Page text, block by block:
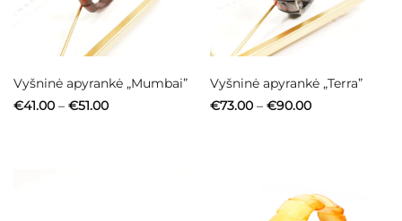
Vyšninė apyrankė „Mumbai”
€41.00 – €51.00Price
Vyšninė apyrankė „Terra”
€73.00 – €90.00Price